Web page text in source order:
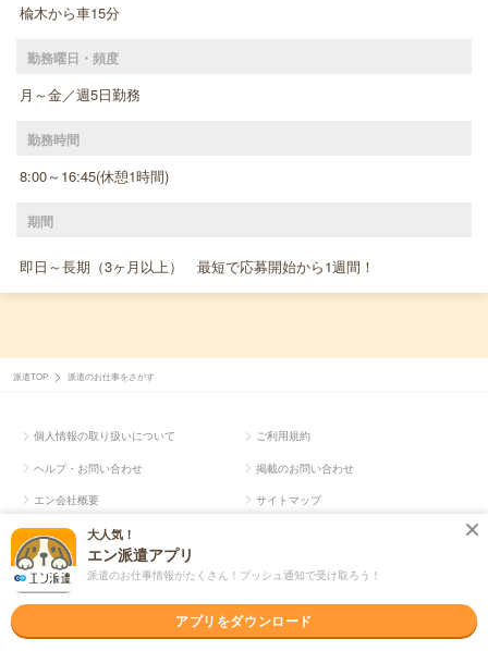
楡木から車15分
勤務曜日・頻度
月～金／週5日勤務
勤務時間
8:00～16:45(休憩1時間)
期間
即日～長期（3ヶ月以上） 最短で応募開始から1週間！
大人気！
エン派遣アプリ
派遣のお仕事情報がたくさん！プッシュ通知で受け取ろう！
アプリをダウンロード
派遣TOP 派遣のお仕事をさがす
個人情報の取り扱いについて ご利用規約
ヘルプ・お問い合わせ 掲載のお問い合わせ
エン会社概要 サイトマップ